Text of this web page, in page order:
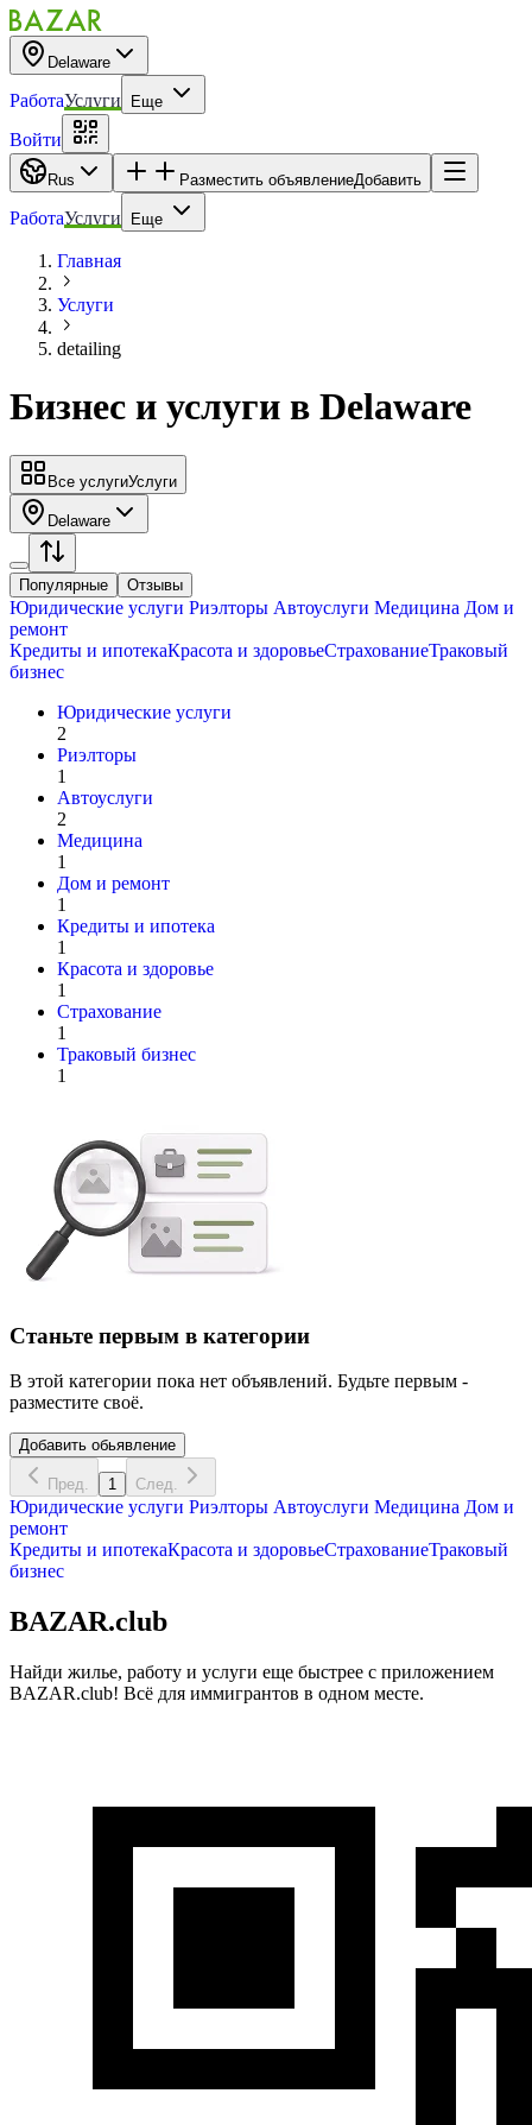
Delaware
РаботаУслуги Еще
Войти
Rus Разместить объявлениеДобавить
РаботаУслуги Еще
Главная
Услуги
detailing
Бизнес и услуги в Delaware
Все услугиУслуги
Delaware
Популярные Отзывы
Юридические услуги Риэлторы Автоуслуги Медицина Дом и
ремонт
Кредиты и ипотекаКрасота и здоровьеСтрахованиеТраковый
бизнес
Юридические услуги
2
Риэлторы
1
Автоуслуги
2
Медицина
1
Дом и ремонт
1
Кредиты и ипотека
1
Красота и здоровье
1
Страхование
1
Траковый бизнес
1
Станьте первым в категории
В этой категории пока нет объявлений. Будьте первым -
разместите своё.
Добавить обьявление
Пред. 1 След.
Юридические услуги Риэлторы Автоуслуги Медицина Дом и
ремонт
Кредиты и ипотекаКрасота и здоровьеСтрахованиеТраковый
бизнес
BAZAR.club
Найди жилье, работу и услуги еще быстрее с приложением
BAZAR.club! Всё для иммигрантов в одном месте.